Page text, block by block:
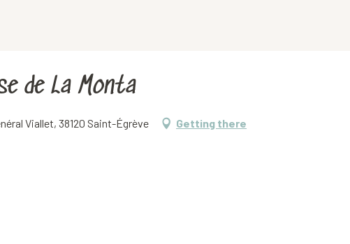
de La Monta
Viallet, 38120 Saint-Égrève Getting there